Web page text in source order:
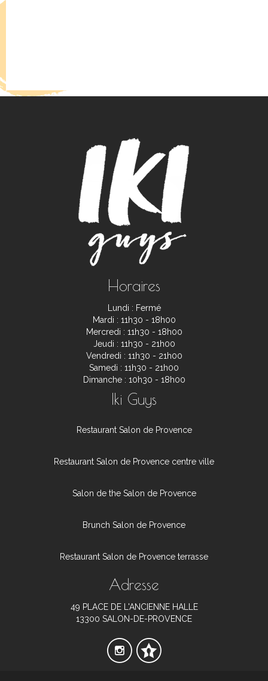
Horaires
Lundi : Fermé
Mardi : 11h30 - 18h00
Mercredi : 11h30 - 18h00
Jeudi : 11h30 - 21h00
Vendredi : 11h30 - 21h00
Samedi : 11h30 - 21h00
Dimanche : 10h30 - 18h00
Iki Guys
Restaurant Salon de Provence
Restaurant Salon de Provence centre ville
Salon de the Salon de Provence
Brunch Salon de Provence
Restaurant Salon de Provence terrasse
Adresse
49 PLACE DE L'ANCIENNE HALLE
13300 SALON-DE-PROVENCE